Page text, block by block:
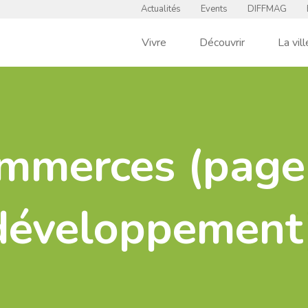
Actualités Events DIFFMAG
Vivre Découvrir La